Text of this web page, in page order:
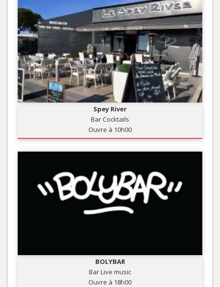
Spey River
Bar Cocktails
Ouvre à 10h00
BOLYBAR
Bar Live music
Ouvre à 18h00